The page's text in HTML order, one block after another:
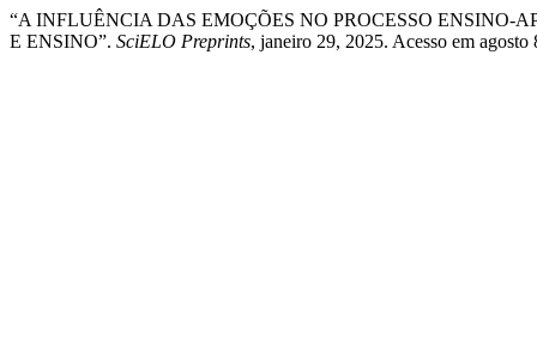
“A INFLUÊNCIA DAS EMOÇÕES NO PROCESSO
E ENSINO”. SciELO Preprints, janeiro 29, 2025. Acesso em